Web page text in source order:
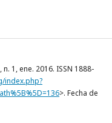
n. 1, ene. 2016. ISSN 1888-
index.php?
>. Fecha de